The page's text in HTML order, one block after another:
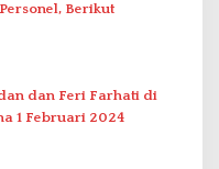
Berikut
dan Feri Farhati di
1 Februari 2024